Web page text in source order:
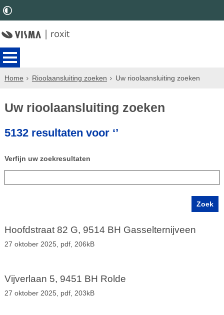
Home Rioolaansluiting zoeken Uw rioolaansluiting zoeken
Uw rioolaansluiting zoeken
5132 resultaten voor ‘’
Verfijn uw zoekresultaten
Hoofdstraat 82 G, 9514 BH Gasselternijveen
27 oktober 2025, pdf, 206kB
Vijverlaan 5, 9451 BH Rolde
27 oktober 2025, pdf, 203kB